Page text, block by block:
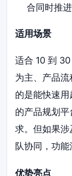
合同时推
适用场景
适合 10 到
为主、产品
的是能快速
的产品规划
求。但如果
队协同，功能
优势亮点